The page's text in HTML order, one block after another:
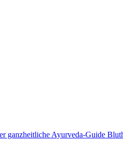
ganzheitliche Ayurveda-Guide